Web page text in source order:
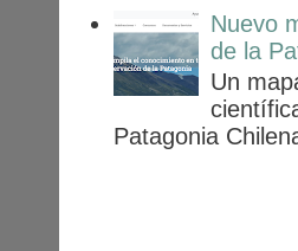
Nuevo
de la
Un
Patagonia